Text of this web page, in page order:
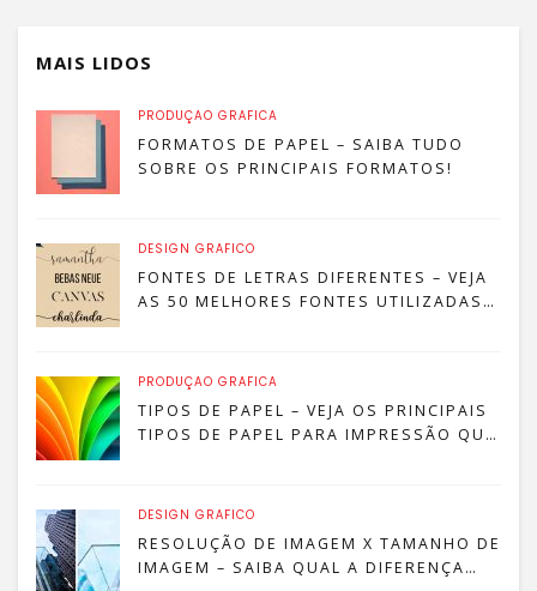
MAIS LIDOS
PRODUÇÃO GRÁFICA
FORMATOS DE PAPEL – SAIBA TUDO
SOBRE OS PRINCIPAIS FORMATOS!
DESIGN GRÁFICO
FONTES DE LETRAS DIFERENTES – VEJA
AS 50 MELHORES FONTES UTILIZADAS
PRODUÇÃO GRÁFICA
TIPOS DE PAPEL – VEJA OS PRINCIPAIS
TIPOS DE PAPEL PARA IMPRESSÃO QUE
DESIGN GRÁFICO
RESOLUÇÃO DE IMAGEM X TAMANHO DE
IMAGEM – SAIBA QUAL A DIFERENÇA